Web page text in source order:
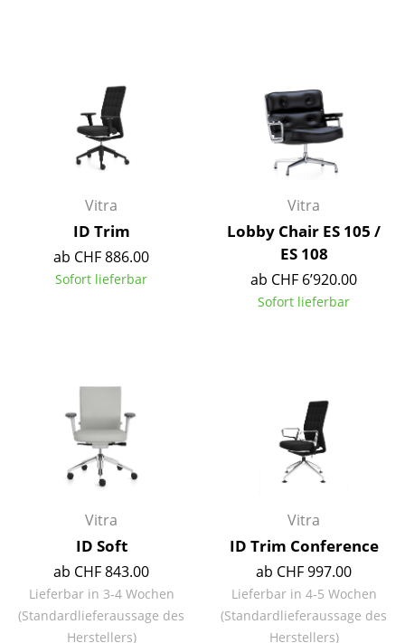
Stehleuchten & Leseleuchten
Bodenleuchten
Akkuleuchten
Stapelbetten
Kinderbetten
Nachttische & Bettzubehör
... alle Betten
Accessoires
Uhren
Vitra
ID Trim
ab CHF 886.00
Sofort lieferbar
Vitra
Lobby Chair ES 105 /
ES 108
ab CHF 6’920.00
Sofort lieferbar
Vitra
ID Soft
ab CHF 843.00
Lieferbar in 3-4 Wochen
(Standardlieferaussage des
Herstellers)
Vitra
ID Trim Conference
ab CHF 997.00
Lieferbar in 4-5 Wochen
(Standardlieferaussage des
Herstellers)